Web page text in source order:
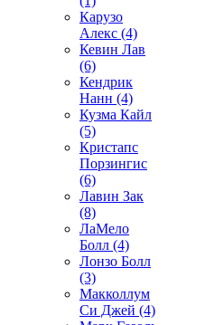
Карузо
Алекс (4)
Кевин Лав
(6)
Кендрик
Нанн (4)
Кузма Кайл
(5)
Кристапс
Порзингис
(6)
Лавин Зак
(8)
ЛаМело
Болл (4)
Лонзо Болл
(3)
Макколлум
Си Джей (4)